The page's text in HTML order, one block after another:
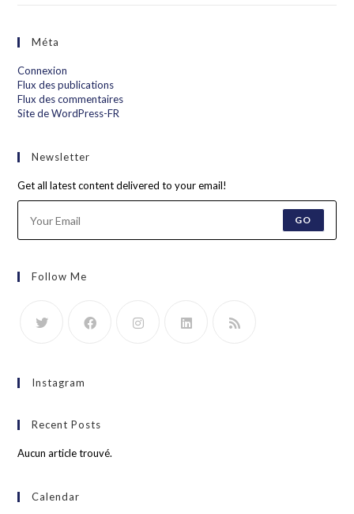
Méta
Connexion
Flux des publications
Flux des commentaires
Site de WordPress-FR
Newsletter
Get all latest content delivered to your email!
GO
Follow Me
Instagram
Recent Posts
Aucun article trouvé.
Calendar